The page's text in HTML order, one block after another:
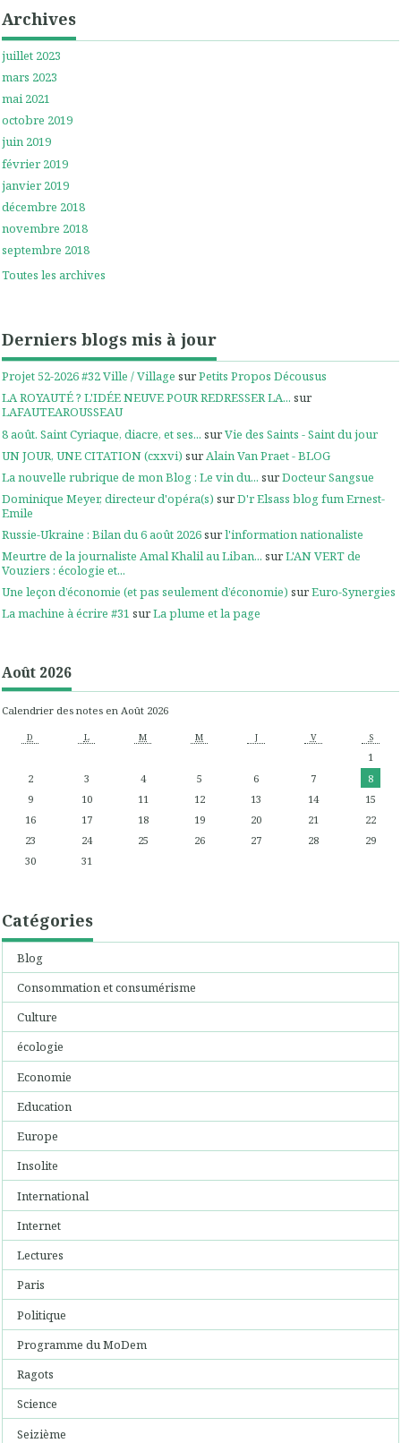
Archives
juillet 2023
mars 2023
mai 2021
octobre 2019
juin 2019
février 2019
janvier 2019
décembre 2018
novembre 2018
septembre 2018
Toutes les archives
Derniers blogs mis à jour
Projet 52-2026 #32 Ville / Village surPetits Propos Décousus
LA ROYAUTÉ ? L'IDÉE NEUVE POUR REDRESSER LA... sur
LAFAUTEAROUSSEAU
8 août. Saint Cyriaque, diacre, et ses... surVie des Saints - Saint du jour
UN JOUR, UNE CITATION (cxxvi) surAlain Van Praet - BLOG
La nouvelle rubrique de mon Blog : Le vin du... surDocteur Sangsue
Dominique Meyer, directeur d'opéra(s) surD'r Elsass blog fum Ernest-
Emile
Russie-Ukraine : Bilan du 6 août 2026surl'information nationaliste
Meurtre de la journaliste Amal Khalil au Liban... surL'AN VERT de
Vouziers : écologie et...
Une leçon d’économie (et pas seulement d’économie) surEuro-Synergies
La machine à écrire #31 surLa plume et la page
Août 2026
Calendrier des notes en Août 2026
D L M M J V S
1
2
3 4 5 6 7
8
9
10 11 12 13 14
15
16
17 18 19 20 21
22
23
24 25 26 27 28
29
30
31
Catégories
Blog
Consommation et consumérisme
Culture
écologie
Economie
Education
Europe
Insolite
International
Internet
Lectures
Paris
Politique
Programme du MoDem
Ragots
Science
Seizième